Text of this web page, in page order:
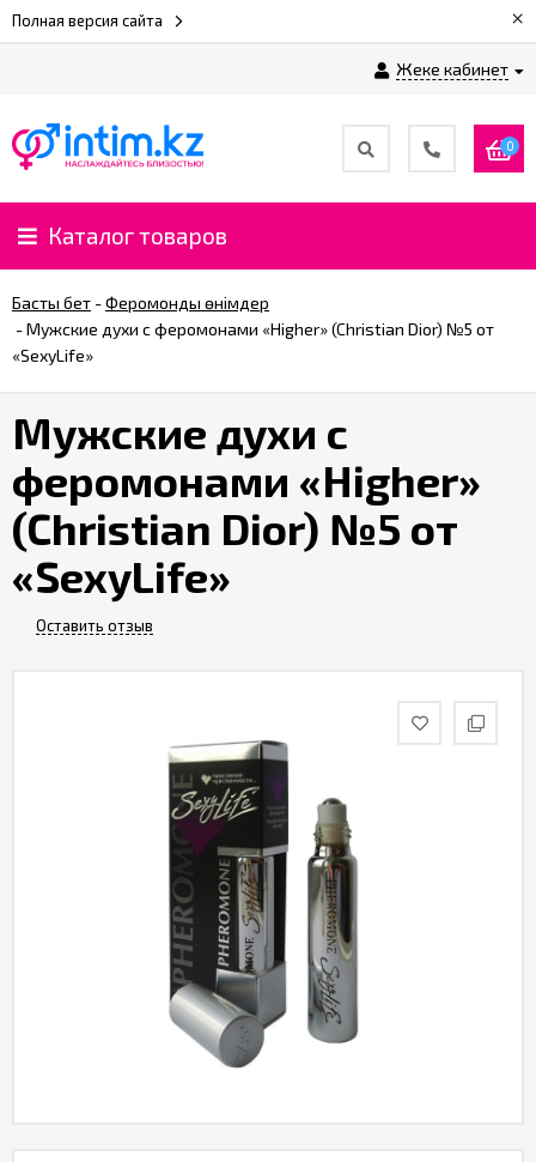
Полная версия сайта ×
Жеке кабинет
0
Каталог товаров
Басты бет -Феромонды өнімдер
-Мужские духи с феромонами «Higher» (Christian Dior) №5 от
«SexyLife»
Мужские духи с
феромонами «Higher»
(Christian Dior) №5 от
«SexyLife»
Оставить отзыв